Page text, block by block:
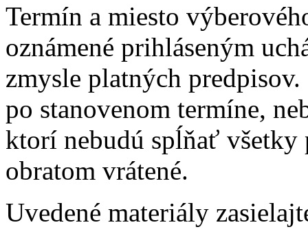
Termín a miesto
oznámené prihláseným
zmysle platných
po stanovenom termíne,
ktorí nebudú spĺňať
obratom vrátené.
Uvedené materiály